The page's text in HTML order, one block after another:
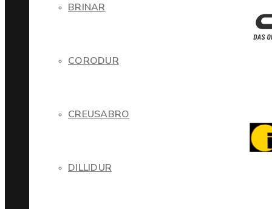
BRINAR
CORODUR
CREUSABRO
DILLIDUR